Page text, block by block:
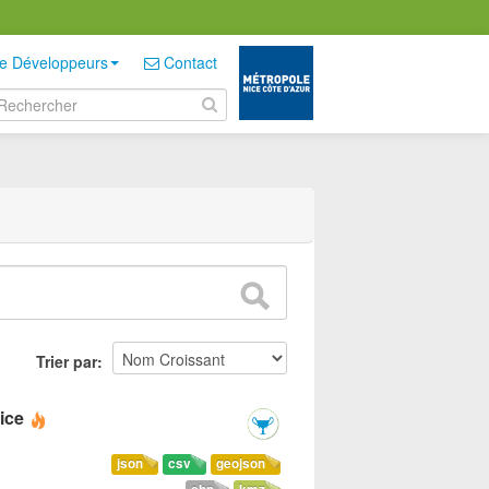
Développeurs Contact
Trier par
geojson
csv
json